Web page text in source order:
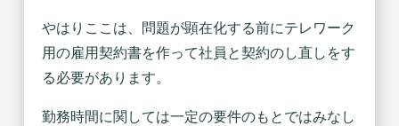
やはりここは、問題が顕在化する前にテレワーク
用の雇用契約書を作って社員と契約のし直しをす
る必要があります。
勤務時間に関しては一定の要件のもとではみなし